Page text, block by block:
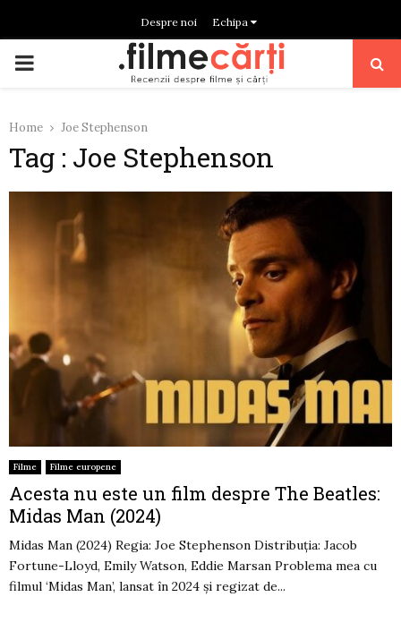
Despre noi Echipa
PRIMARY
Home Joe Stephenson
Tag : Joe Stephenson
Filme Filme europene
Acesta nu este un film despre The Beatles:
Midas Man (2024)
Midas Man (2024) Regia: Joe Stephenson Distribuția: Jacob
Fortune-Lloyd, Emily Watson, Eddie Marsan Problema mea cu
filmul ‘Midas Man’, lansat în 2024 și regizat de...